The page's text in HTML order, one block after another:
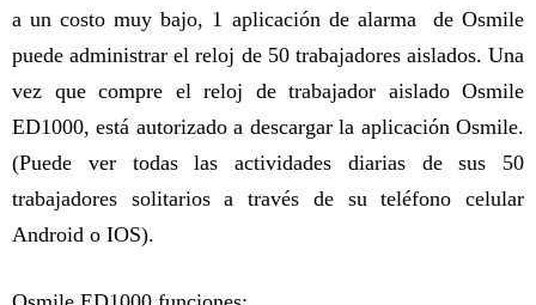
a un costo muy bajo, 1 aplicación de alarma de Osmile
puede administrar el reloj de 50 trabajadores aislados. Una
vez que compre el reloj de trabajador aislado Osmile
ED1000, está autorizado a descargar la aplicación Osmile.
(Puede ver todas las actividades diarias de sus 50
trabajadores solitarios a través de su teléfono celular
Android o IOS)​.